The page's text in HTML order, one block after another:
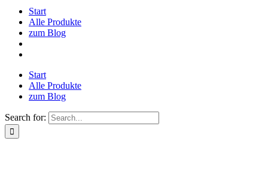
Start
Alle Produkte
zum Blog
Start
Alle Produkte
zum Blog
Search for: